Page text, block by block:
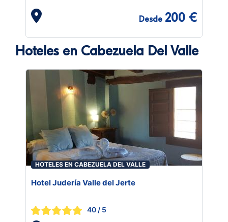
Desde 200 €
Hoteles en Cabezuela Del Valle
HOTELES EN CABEZUELA DEL VALLE
Hotel Judería Valle del Jerte
40 / 5